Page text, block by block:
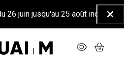
25 août inclus ☀️